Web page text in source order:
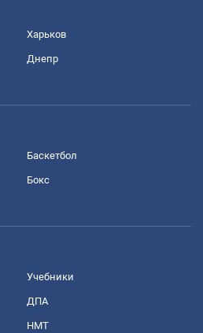
Харьков
Днепр
Баскетбол
Бокс
Учебники
ДПА
НМТ